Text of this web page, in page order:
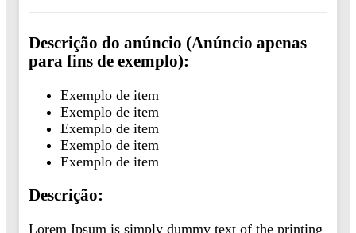
Descrição do anúncio (Anúncio apenas
para fins de exemplo):
Exemplo de item
Exemplo de item
Exemplo de item
Exemplo de item
Exemplo de item
Descrição:
Lorem Ipsum is simply dummy text of the printing